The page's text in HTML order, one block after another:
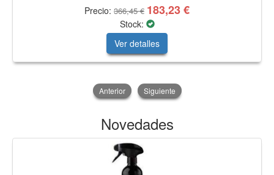
Precio: 366,45 € 183,23 €
Stock:
Ver detalles
Anterior Siguiente
Novedades